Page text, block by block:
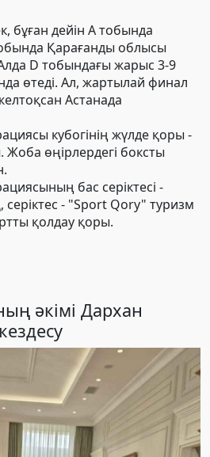
бұған дейін А тобында
Қарағанды облысы
Алда D тобындағы жарыc 3-9
өтеді. Ал, жартылай финал
Астанада
кубогінің жүлде қоры -
өңірлердегі боксты
бас серіктесі -
- "Sport Qory" туризм
қолдау қоры.
әкімі Дархан